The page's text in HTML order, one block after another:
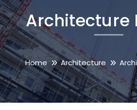
Architecture
Home Architecture